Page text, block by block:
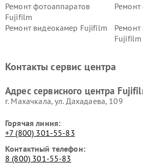
Ремонт фотоаппаратов
Fujifilm
Ремонт видеокамер Fujifilm
Fujifilm
Контакты сервис центра
Адрес сервисного центра
г. Махачкала, ул. Дахадаева, 109
Горячая линия:
+7 (800) 301-55-83
Контактный телефон:
8 (800) 301-55-83